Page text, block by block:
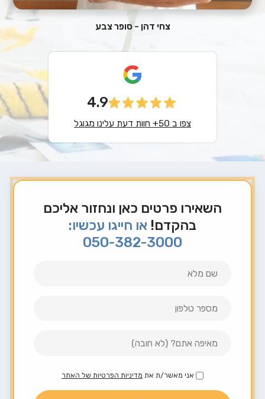
צחי דהן - סופר צבע
4.9
צפו ב 50+ חוות דעת עלינו מגוגל
השאירו פרטים כאן ונחזור אליכם
בהקדם! או חייגו עכשיו:
050-382-3000
אני מאשר/ת את מדיניות הפרטיות של האתר